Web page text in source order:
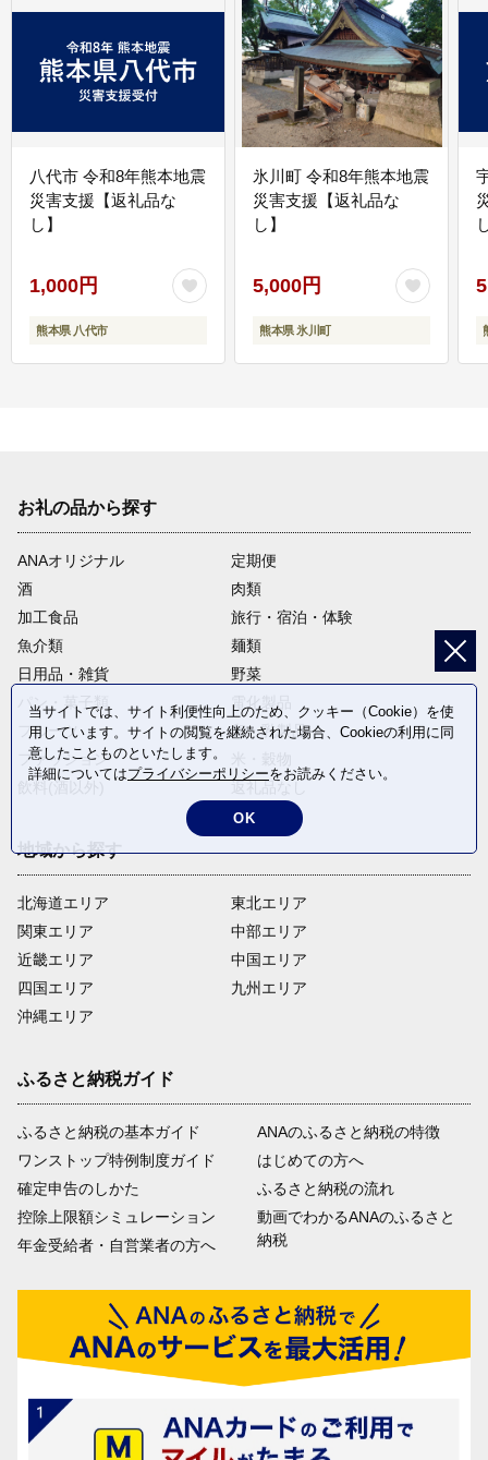
八代市 令和8年熊本地震
災害支援【返礼品な
し】
1,000円
熊本県 八代市
氷川町 令和8年熊本地震
災害支援【返礼品な
し】
5,000円
熊本県 氷川町
お礼の品から探す
ANAオリジナル
定期便
酒
肉類
加工食品
旅行・宿泊・体験
魚介類
麺類
日用品・雑貨
野菜
パン・菓子類
電化製品
フルーツ
卵・乳製品
ファッション
地域から探す
北海道エリア
関東エリア
近畿エリア
四国エリア
沖縄エリア
東北エリア
中部エリア
中国エリア
九州エリア
ふるさと納税ガイド
ふるさと納税の基本ガイド
ワンストップ特例制度ガイド
確定申告のしかた
控除上限額シミュレーション
年金受給者・自営業者の方へ
ANAのふるさと納税の特徴
はじめての方へ
ふるさと納税の流れ
動画でわかるANAのふるさと
納税
当サイトでは、サイト利便性向上のため、クッキー（Cookie）を使
用しています。サイトの閲覧を継続された場合、Cookieの利用に同
意したことものといたします。
詳細についてはプライバシーポリシーをお読みください。
OK